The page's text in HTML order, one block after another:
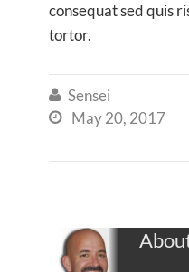
consequat sed quis
tortor.
 Sensei
 May 20, 2017